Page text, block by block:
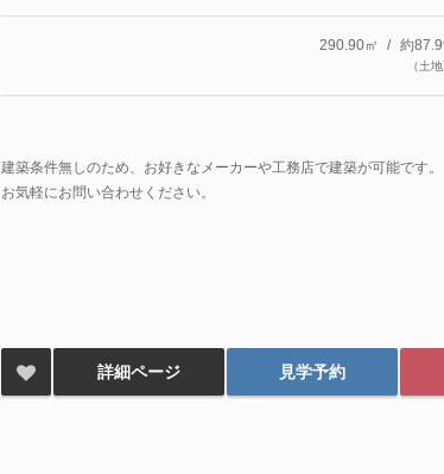
290.90㎡ 約
（土
建築条件無しのため、お好きなメーカーや工務店で建築が可能です。
お気軽にお問い合わせください。
詳細ページ 見学予約